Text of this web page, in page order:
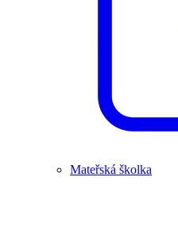
Mateřská školka